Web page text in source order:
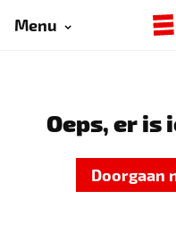
Menu
Oeps, er is
Doorgaan